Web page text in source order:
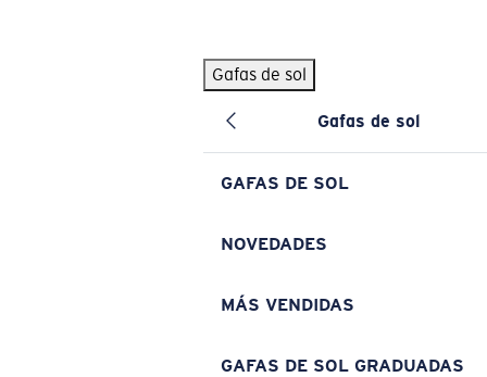
Gafas de sol
Gafas de sol
GAFAS DE SOL
NOVEDADES
MÁS VENDIDAS
GAFAS DE SOL GRADUADAS
BÚSQUEDAS POPULARES
Pilothouse PRO Limited Edition Pack Exclusivo
Gafas de sol personalizadas
Los más vendidos de gafas de sol